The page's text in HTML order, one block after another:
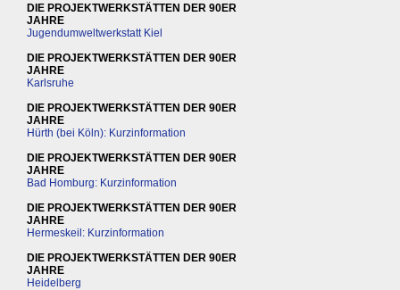
DIE PROJEKTWERKSTÄTTEN DER 90ER
JAHRE
Jugendumweltwerkstatt Kiel
DIE PROJEKTWERKSTÄTTEN DER 90ER
JAHRE
Karlsruhe
DIE PROJEKTWERKSTÄTTEN DER 90ER
JAHRE
Hürth (bei Köln): Kurzinformation
DIE PROJEKTWERKSTÄTTEN DER 90ER
JAHRE
Bad Homburg: Kurzinformation
DIE PROJEKTWERKSTÄTTEN DER 90ER
JAHRE
Hermeskeil: Kurzinformation
DIE PROJEKTWERKSTÄTTEN DER 90ER
JAHRE
Heidelberg